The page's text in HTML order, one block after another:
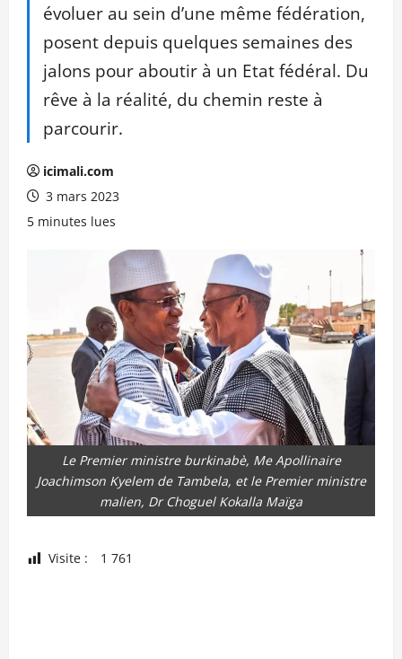
évoluer au sein d’une même fédération,
posent depuis quelques semaines des
jalons pour aboutir à un Etat fédéral. Du
rêve à la réalité, du chemin reste à
parcourir.
icimali.com
3 mars 2023
5 minutes lues
Le Premier ministre burkinabè, Me Apollinaire
Joachimson Kyelem de Tambela, et le Premier ministre
malien, Dr Choguel Kokalla Maïga
Visite : 1 761